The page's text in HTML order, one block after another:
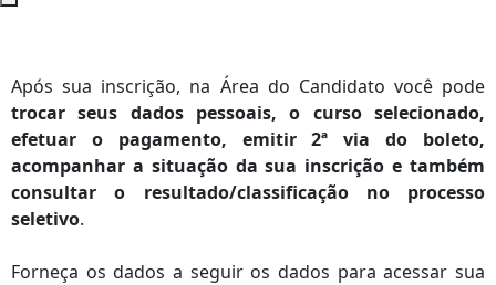
Após sua inscrição, na Área do Candidato você pode
trocar seus dados pessoais, o curso selecionado,
efetuar o pagamento, emitir 2ª via do boleto,
acompanhar a situação da sua inscrição e também
consultar o resultado/classificaçãono processo
seletivo.
Forneça os dados a seguir os dados para acessar sua